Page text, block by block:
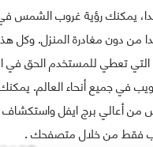
يمكنك رؤية غروب الشمس في
من دون مغادرة المنزل. وكل
التي تعطي للمستخدم الحق في
في جميع أنحاء العالم.
من أعالي برج ايفل
فقط من خلال متصفحك .